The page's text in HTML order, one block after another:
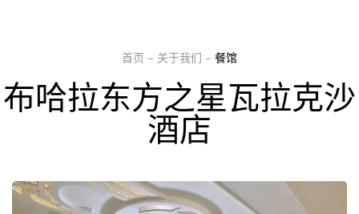
首页 – 关于我们 – 餐馆
布哈拉东方之星瓦拉克沙
酒店